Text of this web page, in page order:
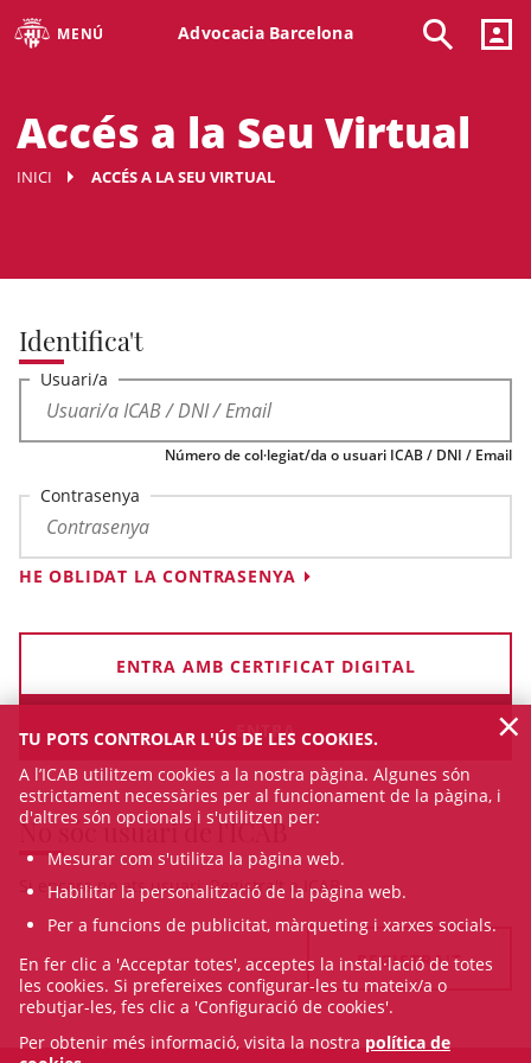
MENÚ Advocacia Barcelona
Accés a la Seu Virtual
INICI ACCÉS A LA SEU VIRTUAL
Identifica't
Usuari/a
Número de col·legiat/da o usuari ICAB / DNI / Email
Contrasenya
HE OBLIDAT LA CONTRASENYA
ENTRA AMB CERTIFICAT DIGITAL
No sóc usuari de l'ICAB
Si encara no ets usuari, Registra't a ICAB
REGISTRA'T
TU POTS CONTROLAR L'ÚS DE LES COOKIES.
A l’ICAB utilitzem cookies a la nostra pàgina. Algunes són
estrictament necessàries per al funcionament de la pàgina, i
d'altres són opcionals i s'utilitzen per:
Mesurar com s'utilitza la pàgina web.
Habilitar la personalització de la pàgina web.
Per a funcions de publicitat, màrqueting i xarxes socials.
En fer clic a 'Acceptar totes', acceptes la instal·lació de totes
les cookies. Si prefereixes configurar-les tu mateix/a o
rebutjar-les, fes clic a 'Configuració de cookies'.
Per obtenir més informació, visita la nostra política de
×